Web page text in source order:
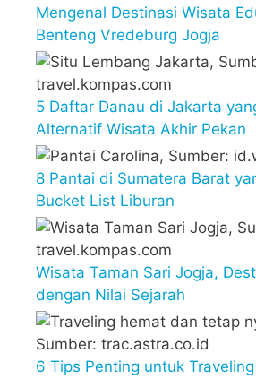
Mengenal Destinasi Wisata
Benteng Vredeburg Jogja
5 Daftar Danau di Jakarta
Alternatif Wisata Akhir Pekan
8 Pantai di Sumatera Barat
Bucket List Liburan
Wisata Taman Sari Jogja,
dengan Nilai Sejarah
6 Tips Penting untuk